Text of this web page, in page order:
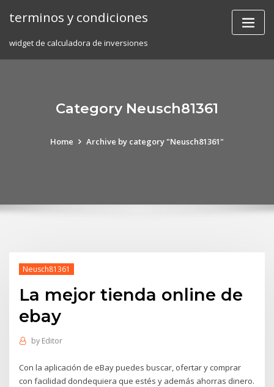
terminos y condiciones
widget de calculadora de inversiones
Category Neusch81361
Home Archive by category "Neusch81361"
Neusch81361
La mejor tienda online de
ebay
by Editor
Con la aplicación de eBay puedes buscar, ofertar y comprar
con facilidad dondequiera que estés y además ahorras dinero.